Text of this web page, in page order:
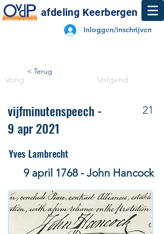
afdeling Keerbergen
Inloggen/inschrijven
< Terug
Vorig Volgend
vijfminutenspeech -
9 apr 2021
21
Yves Lambrecht
9 april 1768 - John Hancock